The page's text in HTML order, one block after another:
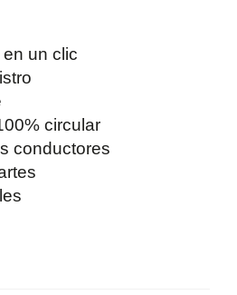
un clic
circular
conductores